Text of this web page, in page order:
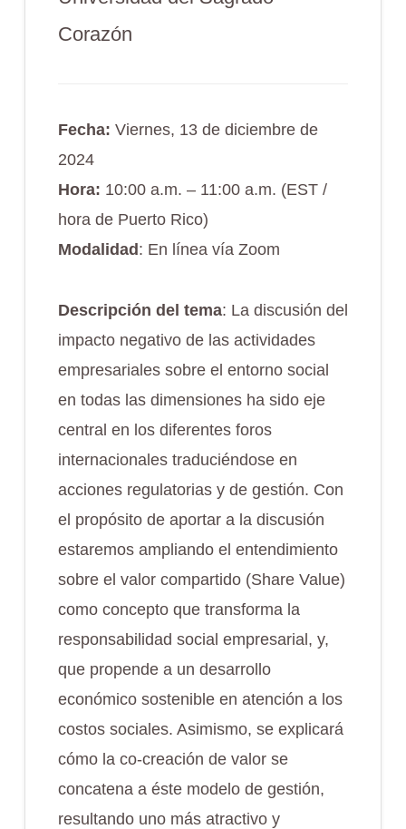
Corazón
Fecha: Viernes, 13 de diciembre de
2024
Hora: 10:00 a.m. – 11:00 a.m. (EST /
hora de Puerto Rico)
Modalidad : En línea vía Zoom
Descripción del tema: La discusión del
impacto negativo de las actividades
empresariales sobre el entorno social
en todas las dimensiones ha sido eje
central en los diferentes foros
internacionales traduciéndose en
acciones regulatorias y de gestión. Con
el propósito de aportar a la discusión
estaremos ampliando el entendimiento
sobre el valor compartido (Share Value)
como concepto que transforma la
responsabilidad social empresarial, y,
que propende a un desarrollo
económico sostenible en atención a los
costos sociales. Asimismo, se explicará
cómo la co-creación de valor se
concatena a éste modelo de gestión,
resultando uno más atractivo y